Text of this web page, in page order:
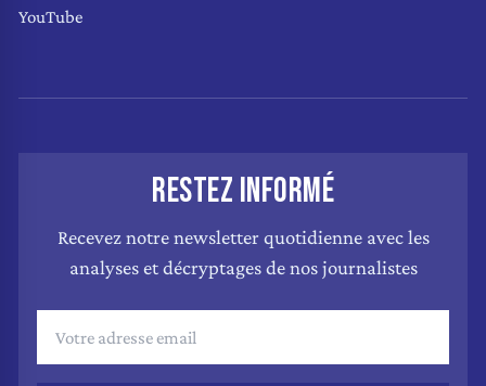
YouTube
RESTEZ INFORMÉ
Recevez notre newsletter quotidienne avec les
analyses et décryptages de nos journalistes